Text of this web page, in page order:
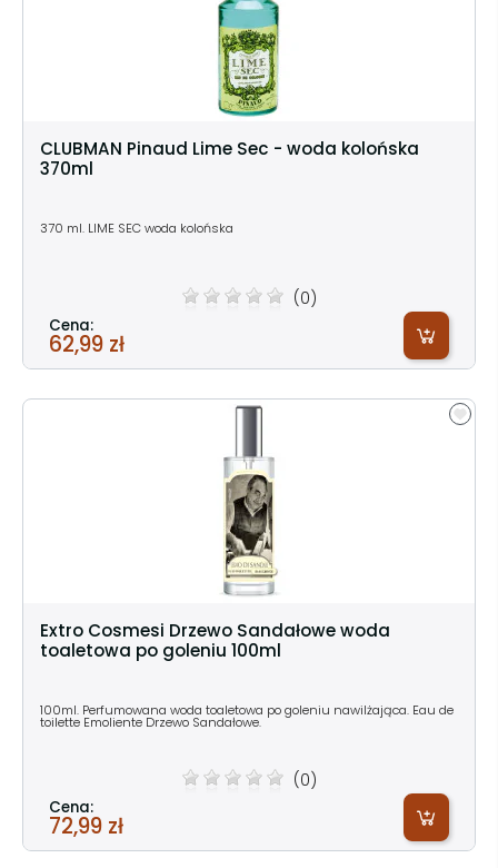
CLUBMAN Pinaud Lime Sec - woda kolońska
370ml
370 ml. LIME SEC woda kolońska
(0)
Cena:
62,99 zł
Extro Cosmesi Drzewo Sandałowe woda
toaletowa po goleniu 100ml
100ml. Perfumowana woda toaletowa po goleniu nawilżająca. Eau de
toilette Emoliente Drzewo Sandałowe.
(0)
Cena:
72,99 zł